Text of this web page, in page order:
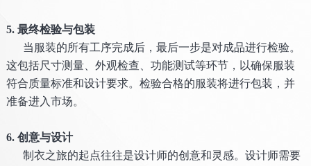
5. 最终检验与包装
当服装的所有工序完成后，最后一步是对成品进行检验。
这包括尺寸测量、外观检查、功能测试等环节，以确保服装
符合质量标准和设计要求。检验合格的服装将进行包装，并
准备进入市场。
6. 创意与设计
制衣之旅的起点往往是设计师的创意和灵感。设计师需要